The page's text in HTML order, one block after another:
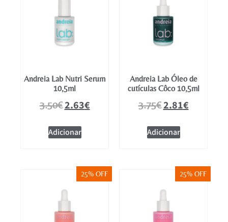
Andreia Lab Nutri Serum
10,5ml
3.50€2.63€
Adicionar
Andreia Lab Óleo de
cutículas Côco 10,5ml
3.75€2.81€
Adicionar
25% OFF 25% OFF